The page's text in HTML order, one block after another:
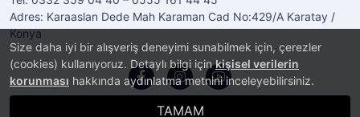
Size daha iyi bir alışveriş deneyimi sunabilmek için, çerezler
(cookies) kullanıyoruz. Detaylı bilgi içinkişisel verilerin
korunması hakkında aydınlatma metnini inceleyebilirsiniz.
TAMAM
Adres: Karaaslan Dede Mah Karaman Cad No:429/A Karatay /
Konya